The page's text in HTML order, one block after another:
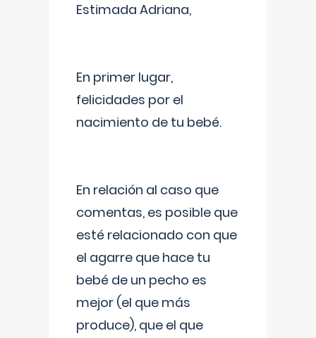
Estimada Adriana,
En primer lugar,
felicidades por el
nacimiento de tu bebé.
En relación al caso que
comentas, es posible que
esté relacionado con que
el agarre que hace tu
bebé de un pecho es
mejor (el que más
produce), que el que